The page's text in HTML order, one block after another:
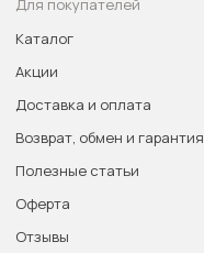
Для покупателей
Каталог
Акции
Доставка и оплата
Возврат, обмен и гарантия
Полезные статьи
Оферта
Отзывы